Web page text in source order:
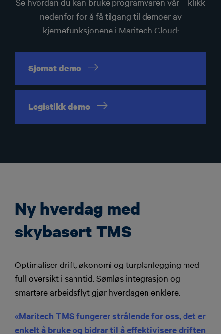
Se hvordan du kan bruke programvaren vår – klikk
nedenfor for å få tilgang til demoer av
kjernefunksjonene i Maritech Cloud:
Sjømatdemo
Logistikkdemo
Ny hverdag med
skybasert TMS
Optimaliser drift, økonomi og turplanlegging med
full oversikt i sanntid. Sømløs integrasjon og
smartere arbeidsflyt gjør hverdagen enklere.
«Maritech TMS fungerer strålende for oss, det er
enkelt å bruke og bidrar til å effektivisere driften